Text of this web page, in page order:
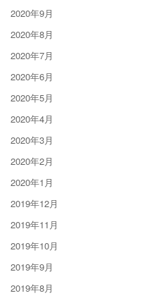
2020年9月
2020年8月
2020年7月
2020年6月
2020年5月
2020年4月
2020年3月
2020年2月
2020年1月
2019年12月
2019年11月
2019年10月
2019年9月
2019年8月